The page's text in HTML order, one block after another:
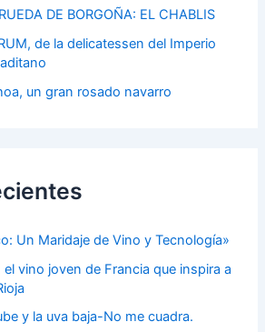
DE BORGOÑA: EL CHABLIS
de la delicatessen del Imperio
un gran rosado navarro
Un Maridaje de Vino y Tecnología»
el vino joven de Francia que inspira a
y la uva baja-No me cuadra.